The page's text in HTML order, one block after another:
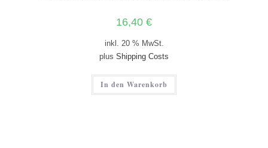
16,40 €
inkl. 20 % MwSt.
plus Shipping Costs
In den Warenkorb